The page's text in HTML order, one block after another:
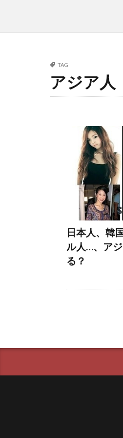
TAG
アジア人
日本人、韓
ル人…、ア
る？